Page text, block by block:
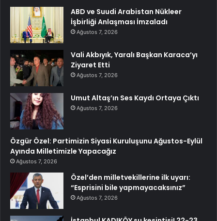
ABD ve Suudi Arabistan Nükleer
İşbirliği Anlaşması İmzaladı
Ağustos 7, 2026
Vali Akbıyık, Yaralı Başkan Karaca’yı
Ziyaret Etti
Ağustos 7, 2026
Umut Altaş’ın Ses Kaydı Ortaya Çıktı
Ağustos 7, 2026
Özgür Özel: Partimizin Siyasi Kuruluşunu Ağustos-Eylül
Ayında Milletimizle Yapacağız
Ağustos 7, 2026
Özel’den milletvekillerine ilk uyarı:
“Esprisini bile yapmayacaksınız”
Ağustos 7, 2026